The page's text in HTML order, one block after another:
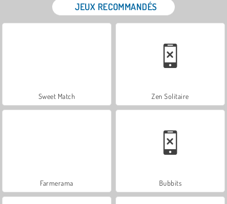
JEUX RECOMMANDÉS
Sweet Match Zen Solitaire
Farmerama Bubbits